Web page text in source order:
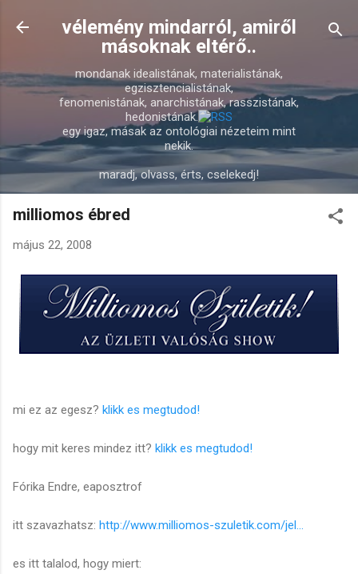
Ugrás a fő tartalomra
vélemény mindarról, amiről
másoknak eltérő..
mondanak idealistának, materialistának,
egzisztencialistának,
fenomenistának, anarchistának, rasszistának,
hedonistának.
egy igaz, másak az ontológiai nézeteim mint
nekik.
maradj, olvass, érts, cselekedj!
milliomos ébred
május 22, 2008
mi ez az egesz? klikk es megtudod!
hogy mit keres mindez itt? klikk es megtudod!
Fórika Endre, eaposztrof
itt szavazhatsz: http://www.milliomos-szuletik.com/jel...
es itt talalod, hogy miert: